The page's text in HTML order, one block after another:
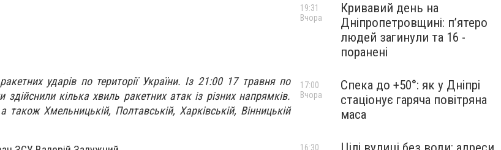
ударів по території України. Із 21:00 17 травня по
здійснили кілька хвиль ракетних атак із різних напрямків.
також Хмельницькій, Полтавській, Харківській, Вінницькій
Кривавий день на
Дніпропетровщині: п’ятеро
людей загинули та 16 -
поранені
19:31
Вчора
Спека до +50°: як у Дніпрі
стаціонує гаряча повітряна
маса
17:00
Вчора
16:30